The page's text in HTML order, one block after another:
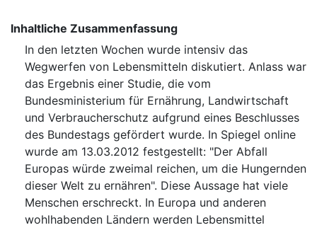
Inhaltliche Zusammenfassung
In den letzten Wochen wurde intensiv das
Wegwerfen von Lebensmitteln diskutiert. Anlass war
das Ergebnis einer Studie, die vom
Bundesministerium für Ernährung, Landwirtschaft
und Verbraucherschutz aufgrund eines Beschlusses
des Bundestags gefördert wurde. In Spiegel online
wurde am 13.03.2012 festgestellt: "Der Abfall
Europas würde zweimal reichen, um die Hungernden
dieser Welt zu ernähren". Diese Aussage hat viele
Menschen erschreckt. In Europa und anderen
wohlhabenden Ländern werden Lebensmittel